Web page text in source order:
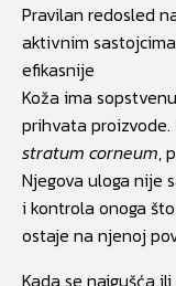
Pravilan redosled
aktivnim
efikasnije
Koža ima
prihvata proizvode.
stratum corneum,
Njegova uloga nije
i kontrola onoga
ostaje na njenoj